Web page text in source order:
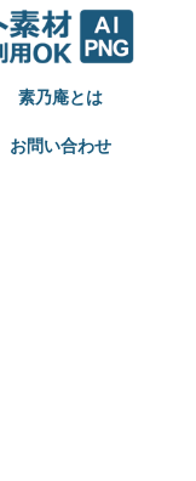
素乃庵とは
お問い合わせ